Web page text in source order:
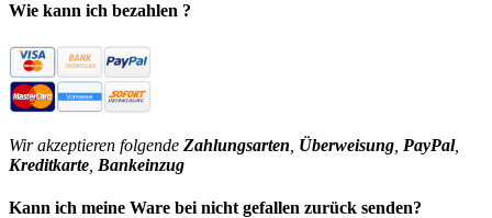
Wie kann ich bezahlen ?
Wir akzeptieren folgende Zahlungsarten Überweisung PayPal,
Kreditkarte Bankeinzug
Kann ich meine Ware bei nicht gefallen zurück senden?